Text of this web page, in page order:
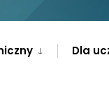
Dla